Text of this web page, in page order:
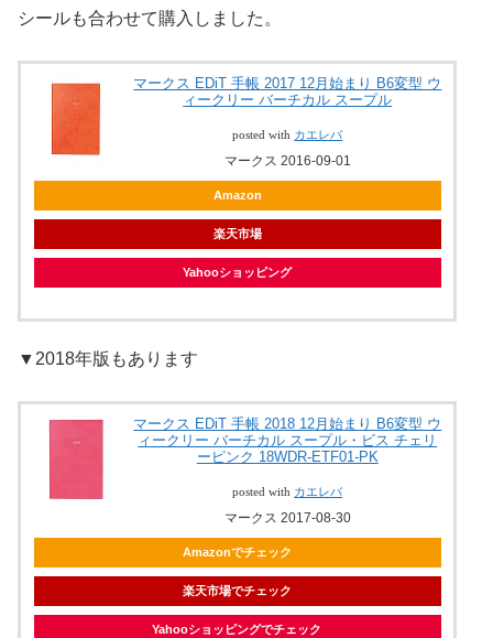
シールも合わせて購入しました。
マークス EDiT 手帳 2017 12月始まり B6変型 ウ
ィークリー バーチカル スープル
posted with カエレバ
マークス 2016-09-01
Amazon
楽天市場
Yahooショッピング
▼2018年版もあります
マークス EDiT 手帳 2018 12月始まり B6変型 ウ
ィークリー バーチカル スープル・ビス チェリ
ーピンク 18WDR-ETF01-PK
posted with カエレバ
マークス 2017-08-30
Amazonでチェック
楽天市場でチェック
Yahooショッピングでチェック